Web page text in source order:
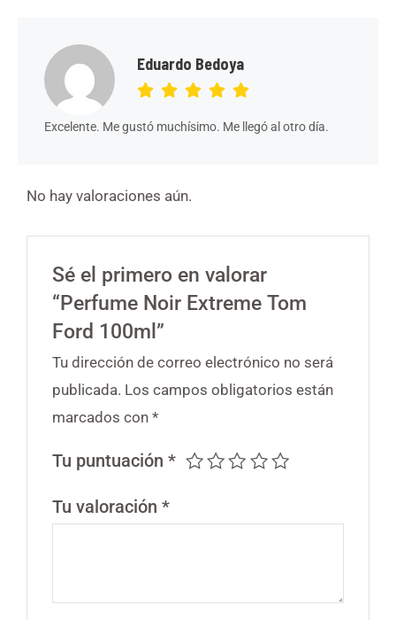
Eduardo Bedoya
Excelente. Me gustó muchísimo. Me llegó al otro día.
No hay valoraciones aún.
Sé el primero en valorar
“Perfume Noir Extreme Tom
Ford 100ml”
Tu dirección de correo electrónico no será
publicada. Los campos obligatorios están
marcados con*
Tu puntuación*
Tu valoración*